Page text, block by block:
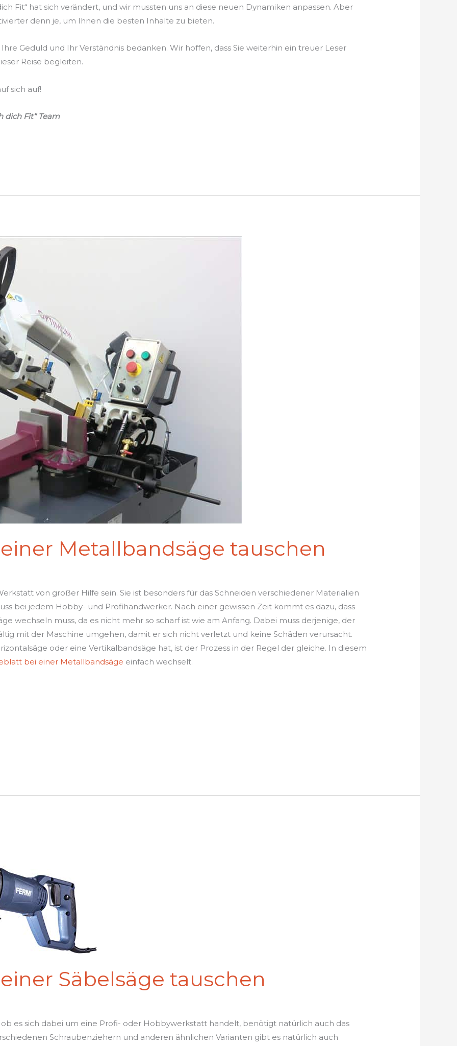
Fit“ hat sich verändert, und wir mussten uns an diese neuen Dynamiken anpassen. Aber
denn je, um Ihnen die besten Inhalte zu bieten.
Geduld und Ihr Verständnis bedanken. Wir hoffen, dass Sie weiterhin ein treuer Leser
Reise begleiten.
sich auf!
dich Fit“ Team
Metallbandsäge tauschen
von großer Hilfe sein. Sie ist besonders für das Schneiden verschiedener Materialien
bei jedem Hobby- und Profihandwerker. Nach einer gewissen Zeit kommt es dazu, dass
wechseln muss, da es nicht mehr so scharf ist wie am Anfang. Dabei muss derjenige, der
mit der Maschine umgehen, damit er sich nicht verletzt und keine Schäden verursacht.
oder eine Vertikalbandsäge hat, ist der Prozess in der Regel der gleiche. In diesem
bei einer Metallbandsäge einfach wechselt.
Säbelsäge tauschen
es sich dabei um eine Profi- oder Hobbywerkstatt handelt, benötigt natürlich auch das
Schraubenziehern und anderen ähnlichen Varianten gibt es natürlich auch